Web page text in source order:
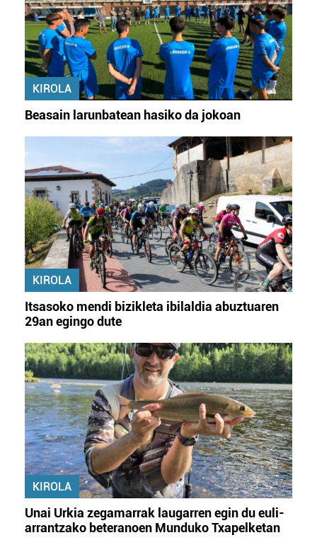
KIROLA
Beasain larunbatean hasiko da jokoan
KIROLA
Itsasoko mendi bizikleta ibilaldia abuztuaren
29an egingo dute
KIROLA
Unai Urkia zegamarrak laugarren egin du euli-
arrantzako beteranoen Munduko Txapelketan